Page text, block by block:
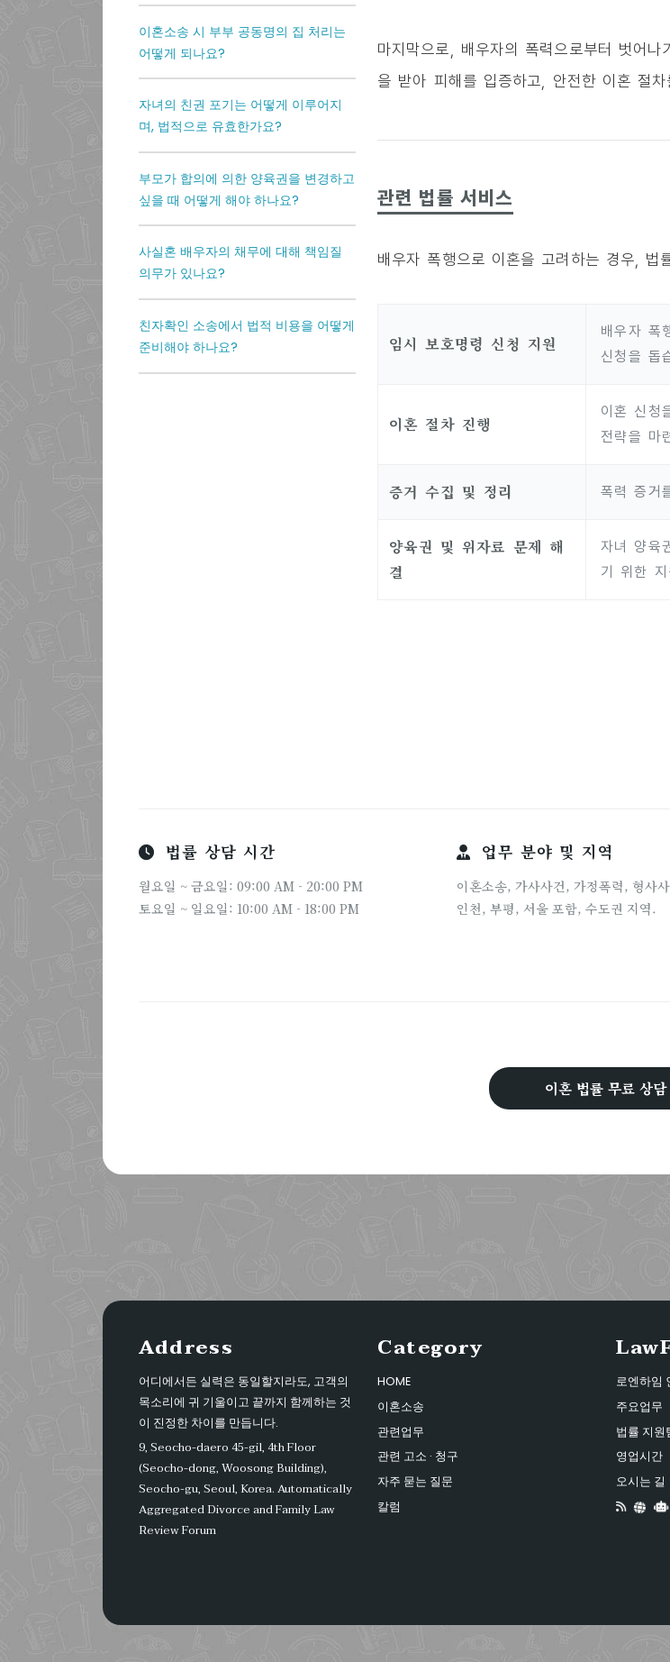
이혼소송 시 부부 공동명의 집 처리는
어떻게 되나요?
자녀의 친권 포기는 어떻게 이루어지
며, 법적으로 유효한가요?
부모가 합의에 의한 양육권을 변경하고
싶을 때 어떻게 해야 하나요?
사실혼 배우자의 채무에 대해 책임질
의무가 있나요?
친자확인 소송에서 법적 비용을 어떻게
준비해야 하나요?
마지막으로, 배우자의 폭력으로부터 벗어
을 받아 피해를 입증하고, 안전한 이혼 절
관련 법률 서비스
배우자 폭행으로 이혼을 고려하는 경우,
임시 보호명령 신청 지원
배우자 폭
신청을 돕
이혼 절차 진행
이혼 신청
전략을 마
증거 수집 및 정리 폭력 증거
양육권 및 위자료 문제 해
결
자녀 양육
기 위한
법률 상담 시간
월요일 ~ 금요일: 09:00 AM - 20:00 PM
토요일 ~ 일요일: 10:00 AM - 18:00 PM
업무 분야 및 지역
이혼소송, 가사사건, 가정폭력, 형사
인천, 부평, 서울 포함, 수도권 지역.
이혼 법률 무료 상담
Address
어디에서든 실력은 동일할지라도, 고객의
목소리에 귀 기울이고 끝까지 함께하는 것
이 진정한 차이를 만듭니다.
9, Seocho-daero 45-gil, 4th Floor
(Seocho-dong, Woosong Building),
Seocho-gu, Seoul, Korea.Automatically
Aggregated Divorce and Family Law
Review Forum
Category
HOME
이혼소송
관련업무
관련 고소 · 청구
자주 묻는 질문
칼럼
로엔하임
주요업무
법률 지원
영업시간
오시는 길